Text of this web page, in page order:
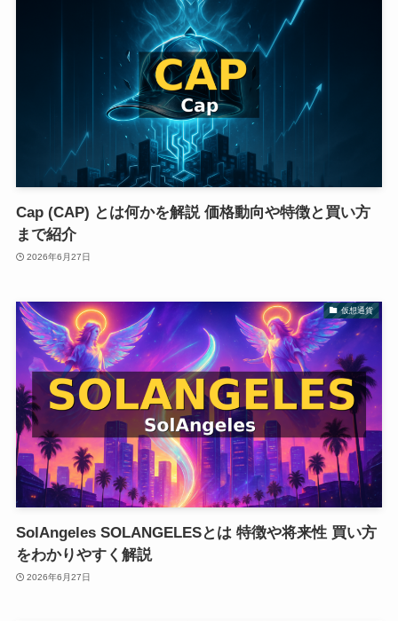
Cap (CAP) とは何かを解説 価格動向や特徴と買い方
まで紹介
2026年6月27日
仮想通貨
SolAngeles SOLANGELESとは 特徴や将来性 買い方
をわかりやすく解説
2026年6月27日